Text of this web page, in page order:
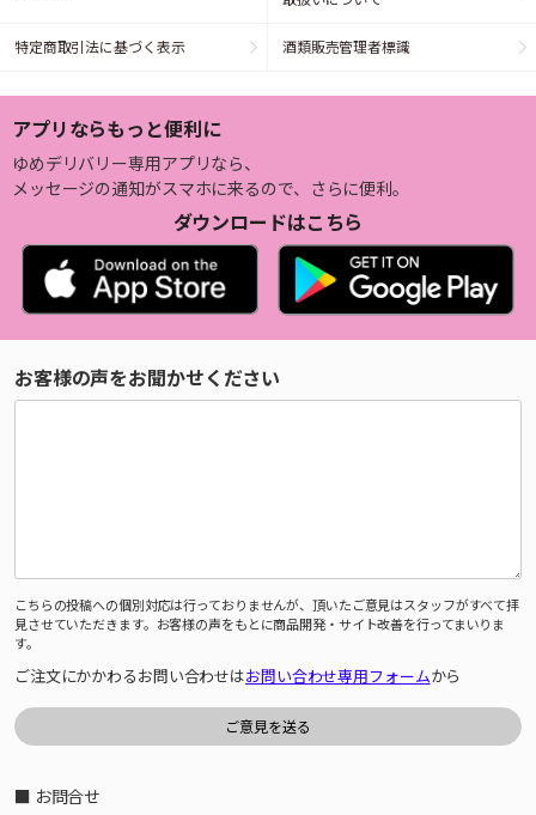
特定商取引法に基づく表示 酒類販売管理者標識
アプリならもっと便利に
ゆめデリバリー専用アプリなら、
メッセージの通知がスマホに来るので、さらに便利。
ダウンロードはこちら
お客様の声をお聞かせください
こちらの投稿への個別対応は行っておりませんが、頂いたご意見はスタッフがすべて拝
見させていただきます。お客様の声をもとに商品開発・サイト改善を行ってまいりま
す。
ご注文にかかわるお問い合わせはお問い合わせ専用フォームから
■ お問合せ